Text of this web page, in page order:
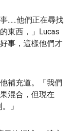
......他們正在尋找
的東西，」Lucas
事，這樣他們才
補充道。「我們
混合，但現在
」